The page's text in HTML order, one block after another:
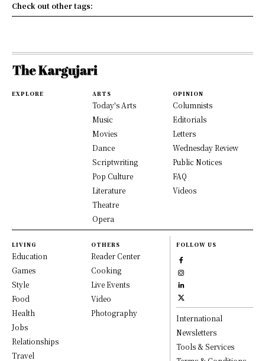
Check out other tags:
EXPLORE ARTS
Today's Arts
Music
Movies
Dance
Scriptwriting
Pop Culture
Literature
Theatre
Opera
OPINION
Columnists
Editorials
Letters
Wednesday Review
Public Notices
FAQ
Videos
LIVING
Education
Games
Style
Food
Health
Jobs
Relationships
Travel
OTHERS
Reader Center
Cooking
Live Events
Video
Photography
FOLLOW US
International
Newsletters
Tools & Services